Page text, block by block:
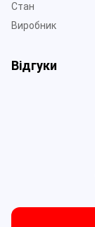
Стан
Виробник
Відгуки